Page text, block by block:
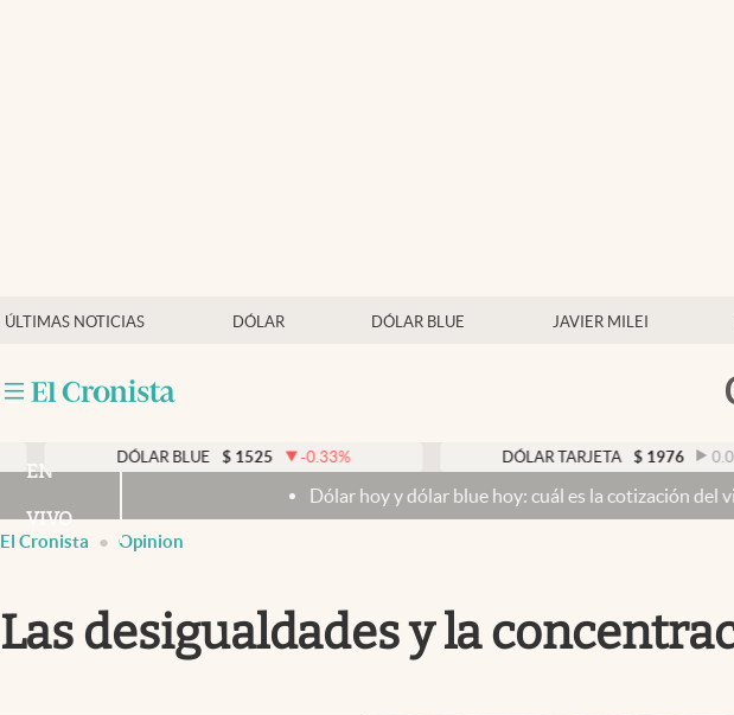
ÚLTIMAS NOTICIAS DÓLAR DÓLAR BLUE JAVIER MILEI
Mercados Online
Otras secciones
Infotechnology
Clima
DÓLAR BLUE $ 1525 -0.33 % DÓLAR TARJETA $ 1976 0.00 %
EN
VIVO
Dólar hoy y dólar blue hoy: cuál es la cotización del viernes 7
El Cronista Opinion
Las desigualdades y la